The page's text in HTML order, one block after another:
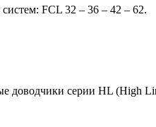
FCL 32 – 36 – 42 – 62.
доводчики серии HL (High